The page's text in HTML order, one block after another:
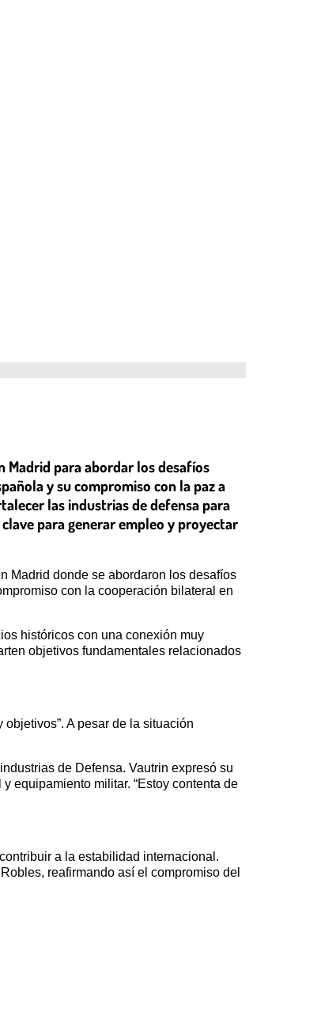
Madrid para abordar los desafíos
y su compromiso con la paz a
las industrias de defensa para
para generar empleo y proyectar
Madrid donde se abordaron los desafíos
con la cooperación bilateral en
históricos con una conexión muy
objetivos fundamentales relacionados
A pesar de la situación
de Defensa. Vautrin expresó su
equipamiento militar. “Estoy contenta de
a la estabilidad internacional.
reafirmando así el compromiso del